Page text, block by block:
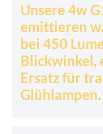
Unsere 4w
emittieren
bei 450
Blickwinkel,
Ersatz für
Glühlampen.